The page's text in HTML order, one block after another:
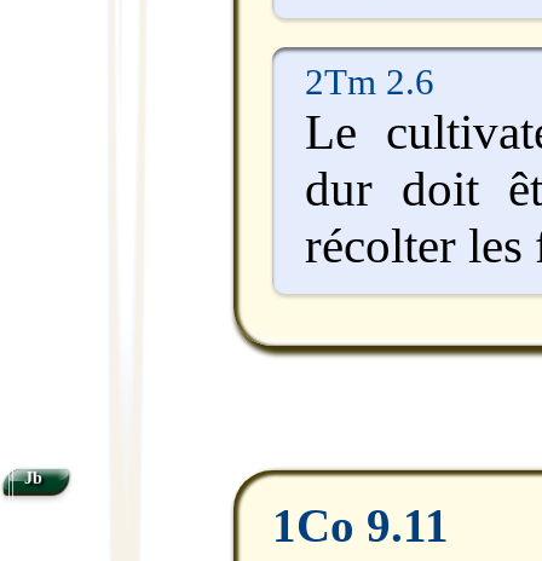
2Tm 2.6
Le
dur doit
récolter les
1Co 9.11
Jb